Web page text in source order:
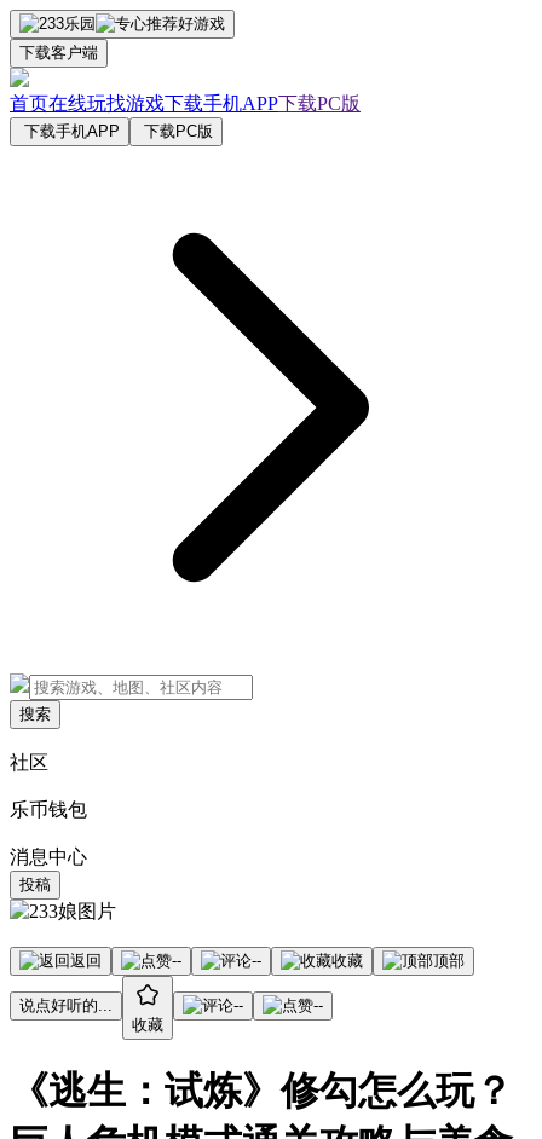
下载客户端
首页在线玩找游戏下载手机APP下载PC版
下载手机APP 下载PC版
搜索
社区
乐币钱包
消息中心
投稿
返回 -- -- 收藏 顶部
说点好听的...
收藏
-- --
《逃生：试炼》修勾怎么玩？